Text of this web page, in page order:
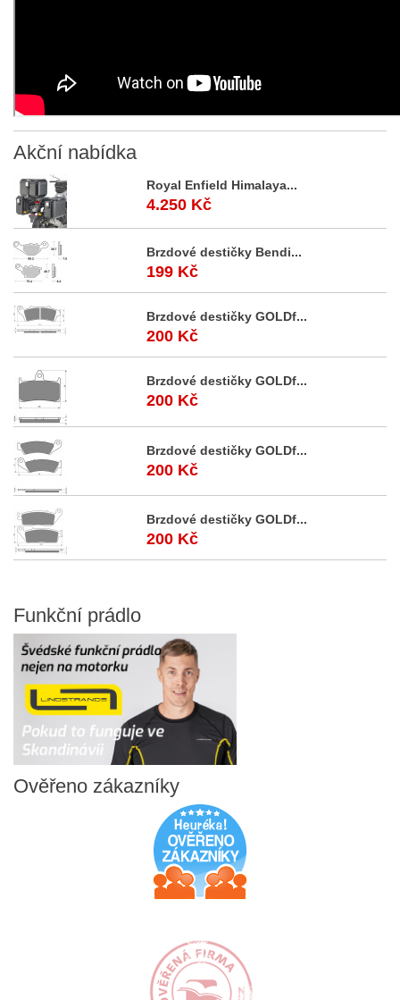
Akční nabídka
Royal Enfield Himalaya...
4.250 Kč
Brzdové destičky Bendi...
199 Kč
Brzdové destičky GOLDf...
200 Kč
Brzdové destičky GOLDf...
200 Kč
Brzdové destičky GOLDf...
200 Kč
Brzdové destičky GOLDf...
200 Kč
Funkční prádlo
Ověřeno zákazníky